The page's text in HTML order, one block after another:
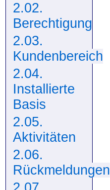
2.02.
Berechtigung
2.03.
Kundenbereich
2.04.
Installierte
Basis
2.05.
Aktivitäten
2.06.
Rückmeldungen